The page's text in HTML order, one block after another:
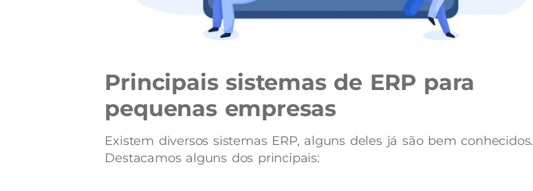
Principais sistemas de ERP para
pequenas empresas
Existem diversos sistemas ERP, alguns deles já são bem conhecidos.
Destacamos alguns dos principais: